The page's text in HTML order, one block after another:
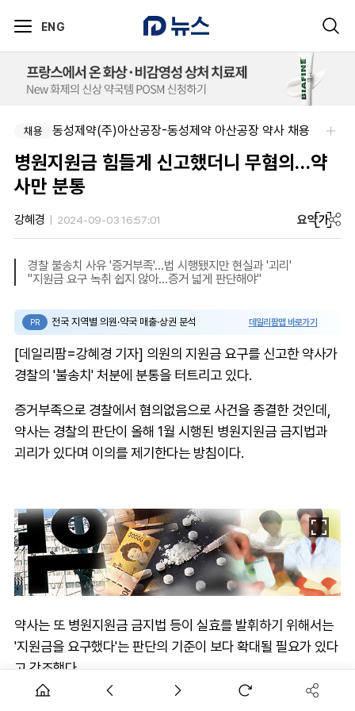
ENG
채용 동성제약(주)아산공장-동성제약 아산공장 약사 채용
병원지원금 힘들게 신고했더니 무혐의…약
사만 분통
강혜경 2024-09-03 16:57:01 요약가
경찰 불송치 사유 '증거부족'…법 시행됐지만 현실과 '괴리'
"지원금 요구 녹취 쉽지 않아…증거 넓게 판단해야"
PR 전국 지역별 의원·약국 매출·상권 분석 데일리팜맵 바로가기
[데일리팜=강혜경 기자] 의원의 지원금 요구를 신고한 약사가
경찰의 '불송치' 처분에 분통을 터트리고 있다.
증거부족으로 경찰에서 혐의없음으로 사건을 종결한 것인데,
약사는 경찰의 판단이 올해 1월 시행된 병원지원금 금지법과
괴리가 있다며 이의를 제기한다는 방침이다.
약사는 또 병원지원금 금지법 등이 실효를 발휘하기 위해서는
'지원금을 요구했다'는 판단의 기준이 보다 확대될 필요가 있다
고 강조했다.